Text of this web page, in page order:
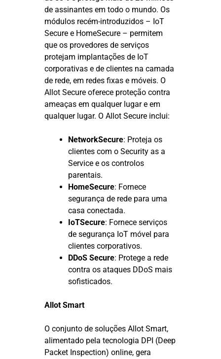
de assinantes em todo o mundo. Os
módulos recém-introduzidos – IoT
Secure e HomeSecure – permitem
que os provedores de serviços
protejam implantações de IoT
corporativas e de clientes na camada
de rede, em redes fixas e móveis. O
Allot Secure oferece proteção contra
ameaças em qualquer lugar e em
qualquer lugar. O Allot Secure inclui:
NetworkSecure: Proteja os
clientes com o Security as a
Service e os controlos
parentais.
HomeSecure: Fornece
segurança de rede para uma
casa conectada.
IoTSecure: Fornece serviços
de segurança IoT móvel para
clientes corporativos.
DDoS Secure: Protege a rede
contra os ataques DDoS mais
sofisticados.
Allot Smart
O conjunto de soluções Allot Smart,
alimentado pela tecnologia DPI (Deep
Packet Inspection) online, gera